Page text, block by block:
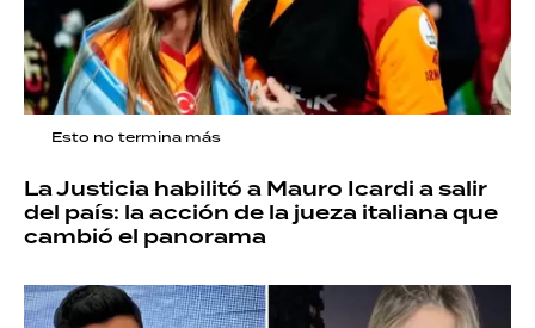
Esto no termina más
La Justicia habilitó a Mauro Icardi a salir
del país: la acción de la jueza italiana que
cambió el panorama